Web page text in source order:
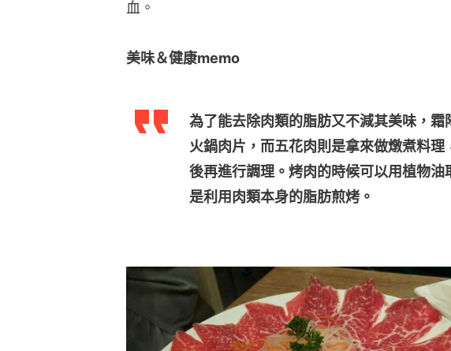
血。
美味＆健康memo
為了能去除肉類的脂肪又不減其美味，霜
火鍋肉片，而五花肉則是拿來做燉煮料理
後再進行調理。烤肉的時候可以用植物油
是利用肉類本身的脂肪煎烤。